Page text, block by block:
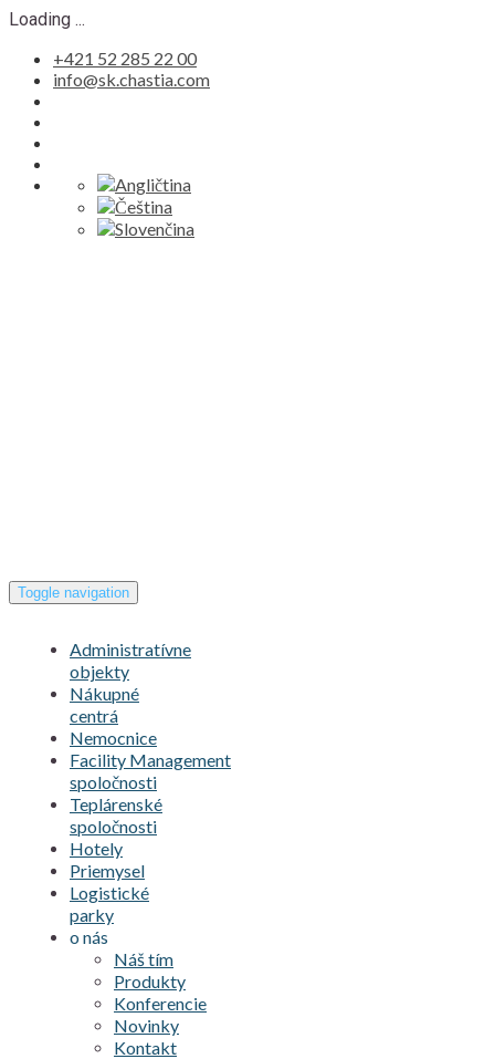
Loading ...
+421 52 285 22 00
info@sk.chastia.com
Toggle navigation
Administratívne
objekty
Nákupné
centrá
Nemocnice
Facility Management
spoločnosti
Teplárenské
spoločnosti
Hotely
Priemysel
Logistické
parky
o nás
Náš tím
Produkty
Konferencie
Novinky
Kontakt